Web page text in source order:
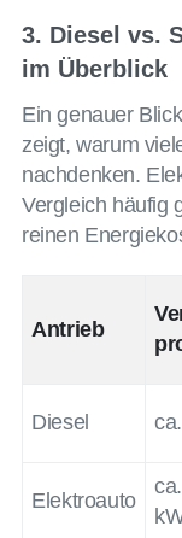
3. Diesel vs.
im Überblick
Ein genauer
zeigt, warum
nachdenken.
Vergleich häufig
reinen
Antrieb
Diesel
Elektroauto